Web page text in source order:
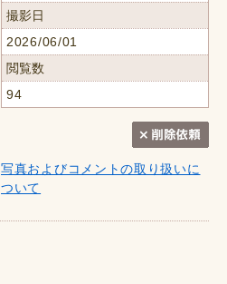
撮影日
2026/06/01
閲覧数
94
写真およびコメントの取り扱いに
ついて